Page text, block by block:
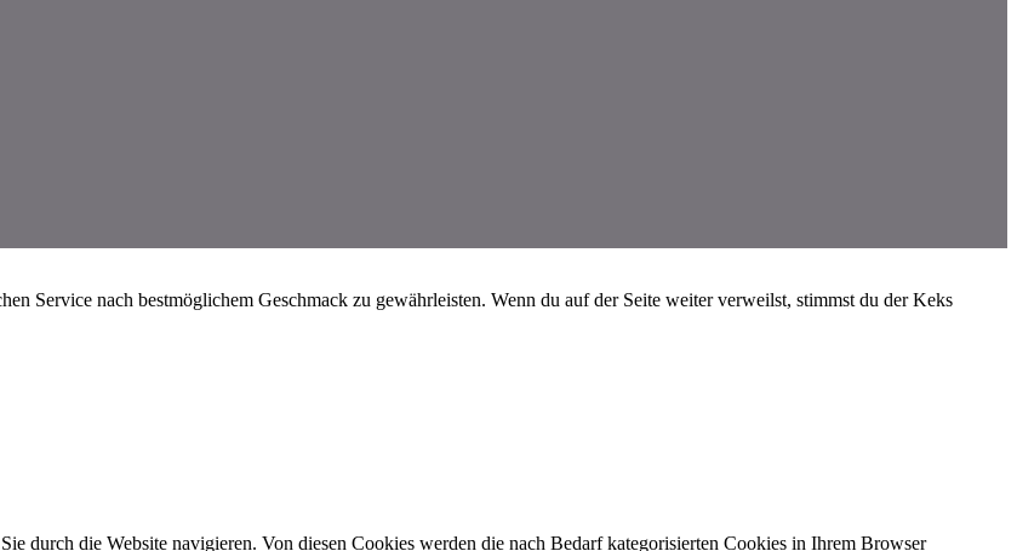
Service nach bestmöglichem Geschmack zu gewährleisten. Wenn du auf der Seite weiter verweilst, stimmst du der Keks
durch die Website navigieren. Von diesen Cookies werden die nach Bedarf kategorisierten Cookies in Ihrem Browser